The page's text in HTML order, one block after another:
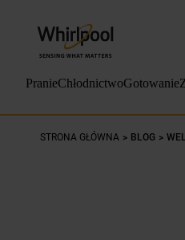
PranieChłodnictwoGotowanie
STRONA GŁÓWNA BLOG